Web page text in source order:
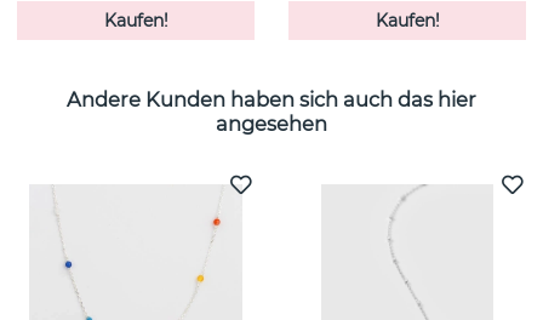
Kaufen!
Kaufen!
Andere Kunden haben sich auch das hier
angesehen